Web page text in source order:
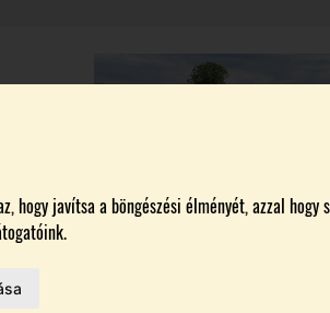
hogy javítsa a böngészési élményét, azzal
BORÁSZATOK MAGYARORSZÁG
BORTERMELŐK